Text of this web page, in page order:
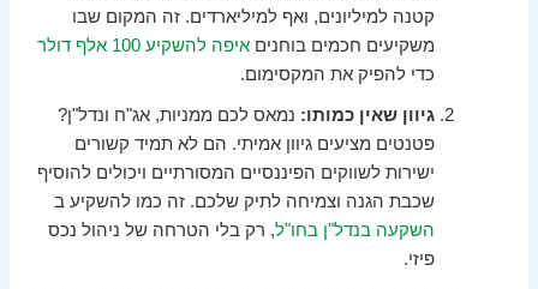
קטנה למיליונים, ואף למיליארדים. זה המקום שבו
משקיעים חכמים בוחניםאיפה להשקיע 100 אלף דולר
כדי להפיק את המקסימום.
גיוון שאין כמותו: נמאס לכם ממניות, אג"ח ונדל"ן?
פטנטים מציעים גיוון אמיתי. הם לא תמיד קשורים
ישירות לשווקים הפיננסיים המסורתיים ויכולים להוסיף
שכבת הגנה וצמיחה לתיק שלכם. זה כמו להשקיע ב
השקעה בנדל"ן בחו"ל, רק בלי הטרחה של ניהול נכס
פיזי.